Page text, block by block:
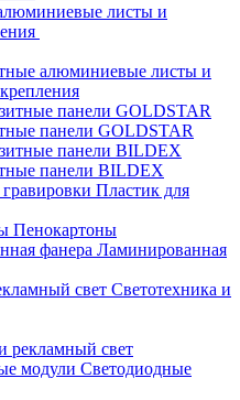
листы и
алюминиевые листы и
панели GOLDSTAR
панели BILDEX
Пластик для
Пенокартоны
Ламинированная
Светотехника и
рекламный свет
Светодиодные